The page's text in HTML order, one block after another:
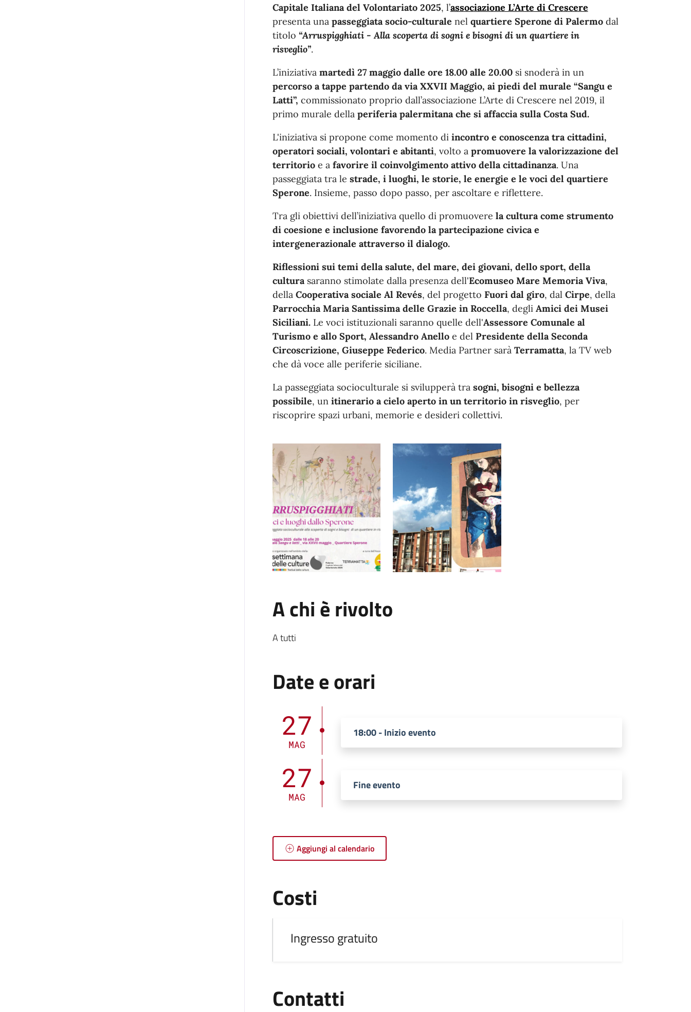
Capitale Italiana del Volontariato 2025, l’associazione L’Arte di Crescere
presenta una passeggiata socio-culturale nel quartiere Sperone di Palermodal
titolo “Arruspigghiati - Alla scoperta di sogni e bisogni di un quartiere in
risveglio”.
L’iniziativa martedì 27 maggio dalle ore 18.00 alle 20.00si snoderà in un
percorso a tappe partendo da via XXVII Maggio, ai piedi del murale “Sangu e
Latti”, commissionato proprio dall’associazione L’Arte di Crescere nel 2019, il
primo murale della periferia palermitana che si affaccia sulla Costa Sud.
L'iniziativa si propone come momento di incontro e conoscenza tra cittadini,
operatori sociali, volontari e abitanti, volto a promuovere la valorizzazione del
territorioe a favorire il coinvolgimento attivo della cittadinanza. Una
passeggiata tra le strade, i luoghi, le storie, le energie e le voci del quartiere
Sperone. Insieme, passo dopo passo, per ascoltare e riflettere.
Tra gli obiettivi dell’iniziativa quello di promuovere la cultura come strumento
di coesione e inclusione favorendo la partecipazione civica e
intergenerazionale attraverso il dialogo.
Riflessioni sui temi della salute, del mare, dei giovani, dello sport, della
culturasaranno stimolate dalla presenza dell'Ecomuseo Mare Memoria Viva,
della Cooperativa sociale Al Revés, del progetto Fuori dal giro, dal Cirpe, della
Parrocchia Maria Santissima delle Grazie in Roccella, degli Amici dei Musei
Siciliani.Le voci istituzionali saranno quelle dell'Assessore Comunale al
Turismo e allo Sport, Alessandro Anello e del Presidente della Seconda
Circoscrizione, Giuseppe Federico. Media Partner sarà Terramatta, la TV web
che dà voce alle periferie siciliane.
La passeggiata socioculturale si svilupperà tra sogni, bisogni e bellezza
possibile, un itinerario a cielo aperto in un territorio in risveglio, per
riscoprire spazi urbani, memorie e desideri collettivi.
A chi è rivolto
A tutti
Date e orari
27
MAG
18:00 - Inizio evento
27
MAG
Fine evento
Aggiungi al calendario
Costi
Ingresso gratuito
Contatti